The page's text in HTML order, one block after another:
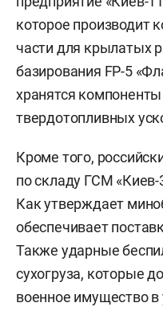
которое производит
части для крылатых
базирования FP-5
хранятся
твердотопливных
Кроме того,
по складу ГСМ
Как утверждает
обеспечивает
Также ударные
сухогруза, которые
военное имущество